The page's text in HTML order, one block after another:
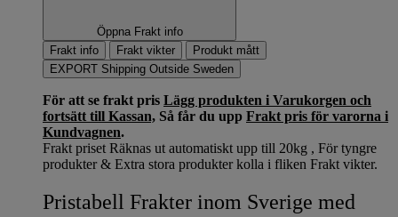
Öppna Frakt info
Frakt info
Frakt vikter
Produkt mått
EXPORT Shipping Outside Sweden
För att se frakt pris Lägg produkten i Varukorgen och
fortsätt till Kassan, Så får du upp Frakt pris för varorna i
Kundvagnen.
Frakt priset Räknas ut automatiskt upp till 20kg , För tyngre
produkter & Extra stora produkter kolla i fliken Frakt vikter.
Pristabell Frakter inom Sverige med